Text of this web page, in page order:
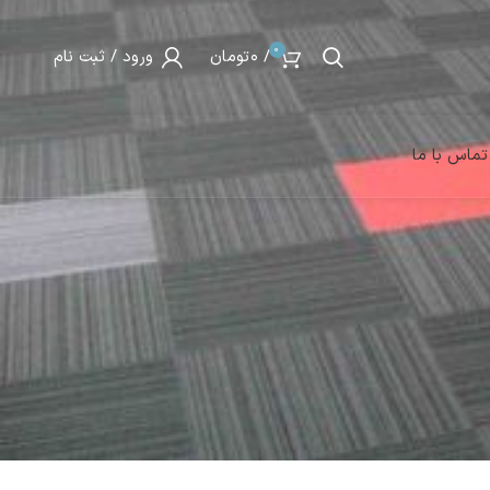
0
/
0تومان ورود / ثبت نام
تماس با ما